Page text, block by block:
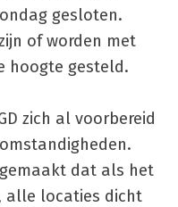
gesloten.
of worden met
hoogte gesteld.
zich al voorbereid
dat als het
alle locaties dicht